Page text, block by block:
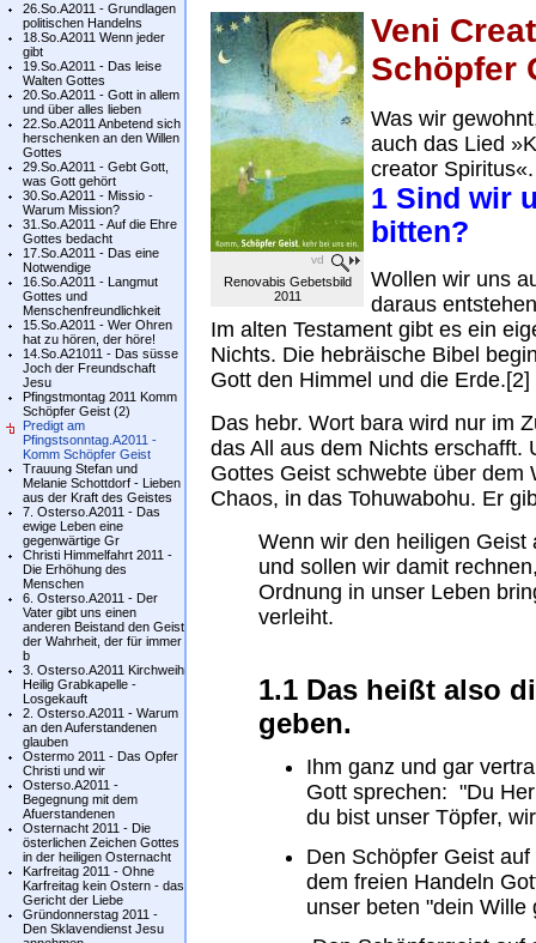
26.So.A2011 - Grundlagen
politischen Handelns
18.So.A2011 Wenn jeder
gibt
19.So.A2011 - Das leise
Walten Gottes
20.So.A2011 - Gott in allem
und über alles lieben
22.So.A2011 Anbetend sich
herschenken an den Willen
Gottes
29.So.A2011 - Gebt Gott,
was Gott gehört
30.So.A2011 - Missio -
Warum Mission?
31.So.A2011 - Auf die Ehre
Gottes bedacht
17.So.A2011 - Das eine
Notwendige
16.So.A2011 - Langmut
Gottes und
Menschenfreundlichkeit
15.So.A2011 - Wer Ohren
hat zu hören, der höre!
14.So.A21011 - Das süsse
Joch der Freundschaft
Jesu
Pfingstmontag 2011 Komm
Schöpfer Geist (2)
Predigt am
Pfingstsonntag.A2011 -
Komm Schöpfer Geist
Trauung Stefan und
Melanie Schottdorf - Lieben
aus der Kraft des Geistes
7. Osterso.A2011 - Das
ewige Leben eine
gegenwärtige Gr
Christi Himmelfahrt 2011 -
Die Erhöhung des
Menschen
6. Osterso.A2011 - Der
Vater gibt uns einen
anderen Beistand den Geist
der Wahrheit, der für immer
b
3. Osterso.A2011 Kirchweih
Heilig Grabkapelle -
Losgekauft
2. Osterso.A2011 - Warum
an den Auferstandenen
glauben
Ostermo 2011 - Das Opfer
Christi und wir
Osterso.A2011 -
Begegnung mit dem
Afuerstandenen
Osternacht 2011 - Die
österlichen Zeichen Gottes
in der heiligen Osternacht
Karfreitag 2011 - Ohne
Karfreitag kein Ostern - das
Gericht der Liebe
Gründonnerstag 2011 -
Den Sklavendienst Jesu
vd
Renovabis Gebetsbild
2011
Veni
Schöpfer
Was wir
auch das Lied
creator Spiritus«.
1 Sind wir
bitten?
Wollen wir uns
daraus
Im alten Testament gibt es ein
Nichts. Die hebräische Bibel
Gott den Himmel und die Erde.[2]
Das hebr. Wort bara wird nur im
das All aus dem Nichts erschafft.
Gottes Geist schwebte über dem
Chaos, in das Tohuwabohu. Er
Wenn wir den heiligen
und sollen wir damit
Ordnung in unser Leben
verleiht.
1.1 Das heißt also
geben.
Ihm ganz und gar
Gott sprechen: "Du
du bist unser Töpfer,
Den Schöpfer Geist
dem freien Handeln
unser beten "dein